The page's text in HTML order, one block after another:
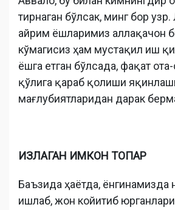
тирнаган бўлсак, минг бор
айрим ёшларимиз аллақачон
кўмагисиз ҳам мустақил иш
ёшга етган бўлсада, фақат
қўлига қараб қолиши
мағлубиятларидан дарак
ИЗЛАГАН ИМКОН ТОПАР
Баъзида ҳаётда, ёнгинамизда
ишлаб, жон койитиб